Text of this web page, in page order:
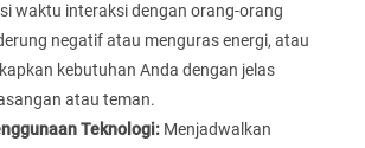
waktu interaksi dengan orang-orang
negatif atau menguras energi, atau
kebutuhan Anda dengan jelas
atau teman.
Teknologi: Menjadwalkan